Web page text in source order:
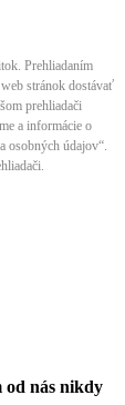
Prehliadaním
stránok dostávať
prehliadači
a informácie o
osobných údajov“.
od nás nikdy